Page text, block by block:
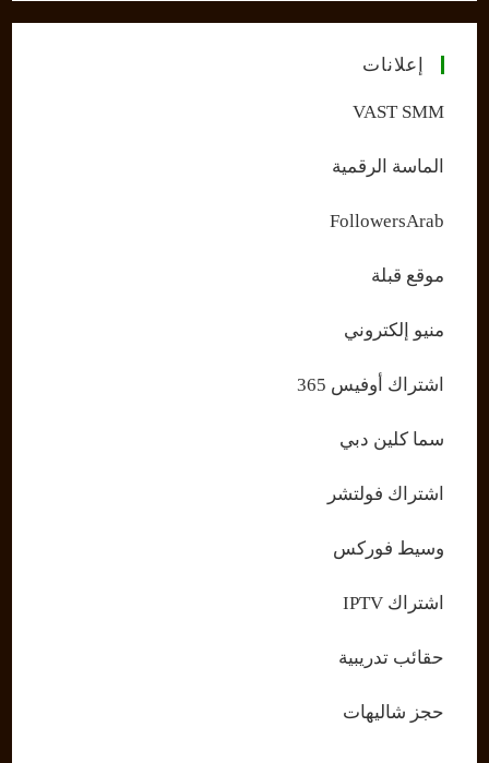
إعلانات
VAST SMM
الماسة الرقمية
FollowersArab
موقع قبلة
منيو إلكتروني
اشتراك أوفيس 365
سما كلين دبي
اشتراك فولتشر
وسيط فوركس
اشتراك IPTV
حقائب تدريبية
حجز شاليهات